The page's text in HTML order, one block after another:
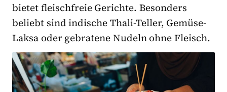
bietet fleischfreie Gerichte. Besonders
beliebt sind indische Thali-Teller, Gemüse-
Laksa oder gebratene Nudeln ohne Fleisch.